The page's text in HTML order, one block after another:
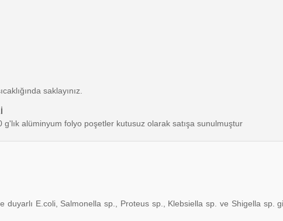
saklayınız.
alüminyum folyo poşetler kutusuz olarak satışa sunulmuştur
duyarlı E.coli, Salmonella sp., Proteus sp., Klebsiella sp. ve Shigella sp.